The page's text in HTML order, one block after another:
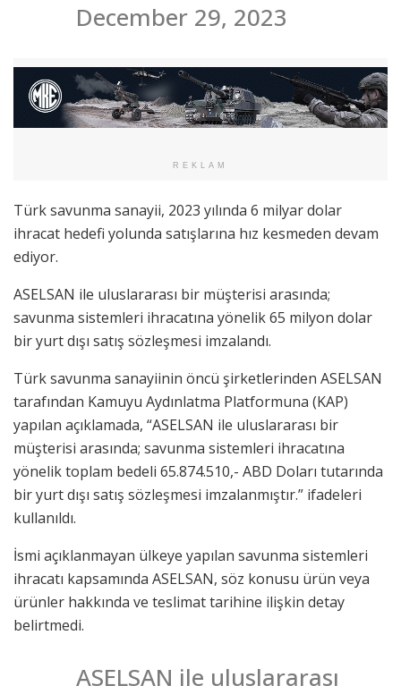
December 29, 2023
REKLAM
Türk savunma sanayii, 2023 yılında 6 milyar dolar
ihracat hedefi yolunda satışlarına hız kesmeden devam
ediyor.
ASELSAN ile uluslararası bir müşterisi arasında;
savunma sistemleri ihracatına yönelik 65 milyon dolar
bir yurt dışı satış sözleşmesi imzalandı.
Türk savunma sanayiinin öncü şirketlerinden ASELSAN
tarafından Kamuyu Aydınlatma Platformuna (KAP)
yapılan açıklamada, “ASELSAN ile uluslararası bir
müşterisi arasında; savunma sistemleri ihracatına
yönelik toplam bedeli 65.874.510,- ABD Doları tutarında
bir yurt dışı satış sözleşmesi imzalanmıştır.” ifadeleri
kullanıldı.
İsmi açıklanmayan ülkeye yapılan savunma sistemleri
ihracatı kapsamında ASELSAN, söz konusu ürün veya
ürünler hakkında ve teslimat tarihine ilişkin detay
belirtmedi.
ASELSAN ile uluslararası